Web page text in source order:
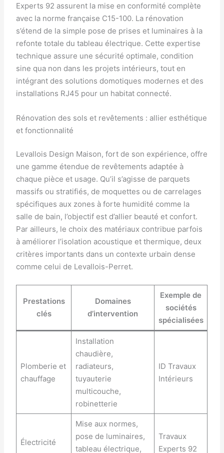
Experts 92 assurent la mise en conformité complète
avec la norme française C15-100. La rénovation
s’étend de la simple pose de prises et luminaires à la
refonte totale du tableau électrique. Cette expertise
technique assure une sécurité optimale, condition
sine qua non dans les projets intérieurs, tout en
intégrant des solutions domotiques modernes et des
installations RJ45 pour un habitat connecté.
Rénovation des sols et revêtements : allier esthétique
et fonctionnalité
Levallois Design Maison, fort de son expérience, offre
une gamme étendue de revêtements adaptée à
chaque pièce et usage. Qu’il s’agisse de parquets
massifs ou stratifiés, de moquettes ou de carrelages
spécifiques aux zones à forte humidité comme la
salle de bain, l’objectif est d’allier beauté et confort.
Par ailleurs, le choix des matériaux contribue parfois
à améliorer l’isolation acoustique et thermique, deux
critères importants dans un contexte urbain dense
comme celui de Levallois-Perret.
Prestations
clés
Domaines
d’intervention
Exemple de
sociétés
spécialisées
Plomberie et
chauffage
Installation
chaudière,
radiateurs,
tuyauterie
multicouche,
robinetterie
ID Travaux
Intérieurs
Électricité
Mise aux normes,
pose de luminaires,
tableau électrique,
Travaux
Experts 92